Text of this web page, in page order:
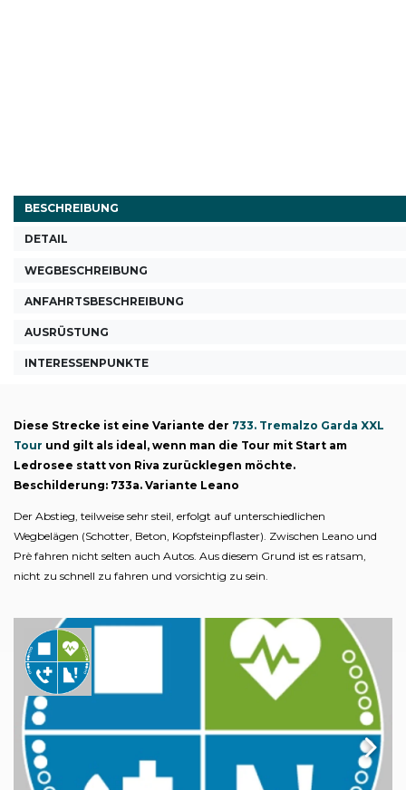
BESCHREIBUNG
DETAIL
WEGBESCHREIBUNG
ANFAHRTSBESCHREIBUNG
AUSRÜSTUNG
INTERESSENPUNKTE
Diese Strecke ist eine Variante der 733. Tremalzo Garda XXL
Tour und gilt als ideal, wenn man die Tour mit Start am
Ledrosee statt von Riva zurücklegen möchte.
Beschilderung: 733a. Variante Leano
Der Abstieg, teilweise sehr steil, erfolgt auf unterschiedlichen
Wegbelägen (Schotter, Beton, Kopfsteinpflaster). Zwischen Leano und
Prè fahren nicht selten auch Autos. Aus diesem Grund ist es ratsam,
nicht zu schnell zu fahren und vorsichtig zu sein.